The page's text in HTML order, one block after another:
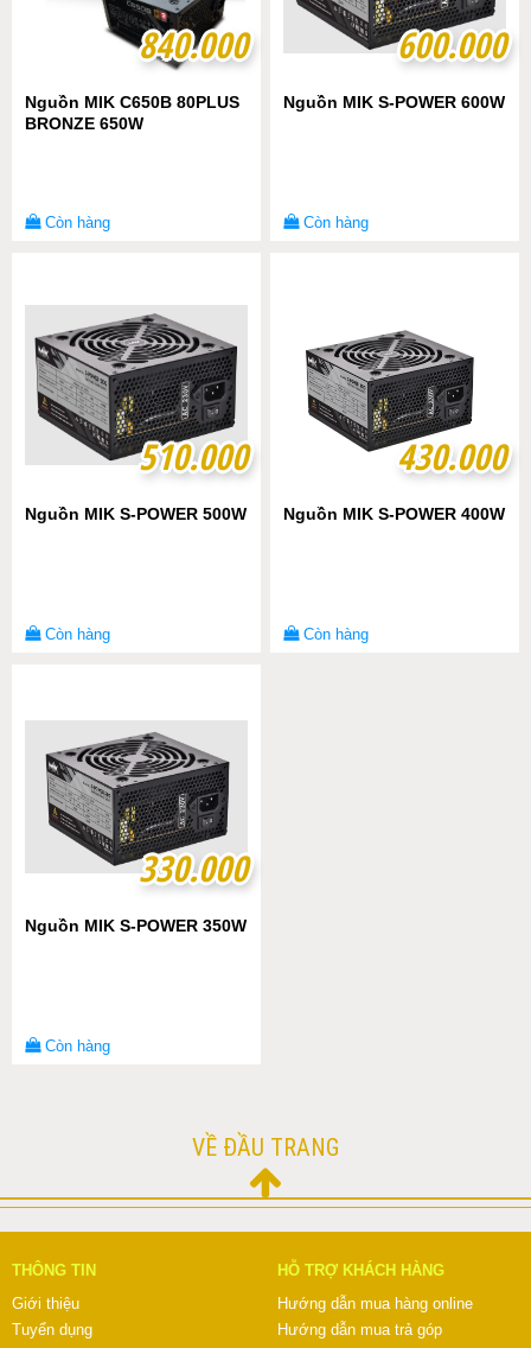
840.000
840.000
Nguồn MIK C650B 80PLUS
BRONZE 650W
Còn hàng
600.000
600.000
Nguồn MIK S-POWER 600W
Còn hàng
510.000
510.000
Nguồn MIK S-POWER 500W
Còn hàng
430.000
430.000
Nguồn MIK S-POWER 400W
Còn hàng
330.000
330.000
Nguồn MIK S-POWER 350W
Còn hàng
VỀ ĐẦU TRANG
THÔNG TIN
Giới thiệu
Tuyển dụng
HỖ TRỢ KHÁCH HÀNG
Hướng dẫn mua hàng online
Hướng dẫn mua trả góp